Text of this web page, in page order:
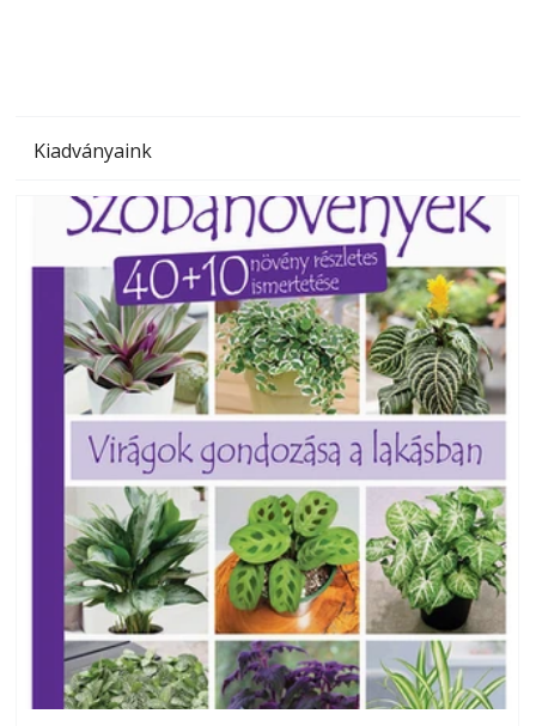
Kiadványaink